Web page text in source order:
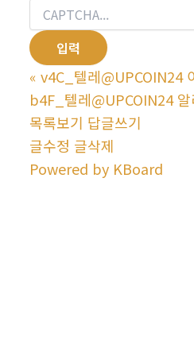
« v4C_텔레@UPCOIN24
b4F_텔레@UPCOIN24
목록보기 답글쓰기
글수정 글삭제
Powered by KBoard